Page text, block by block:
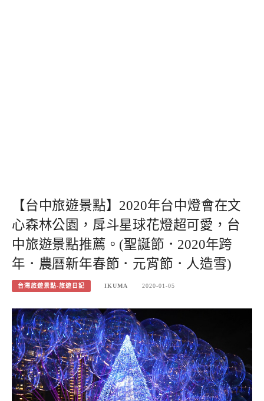
【台中旅遊景點】2020年台中燈會在文
心森林公園，戽斗星球花燈超可愛，台
中旅遊景點推薦。(聖誕節．2020年跨
年．農曆新年春節．元宵節．人造雪)
台灣旅遊景點-旅遊日記 IKUMA 2020-01-05